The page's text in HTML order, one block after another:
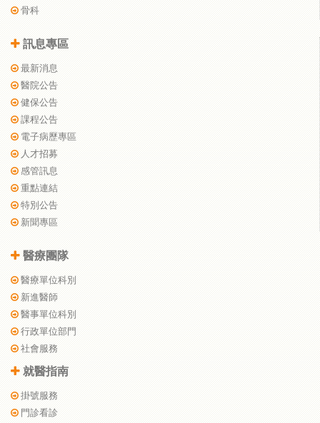
骨科
訊息專區
最新消息
醫院公告
健保公告
課程公告
電子病歷專區
人才招募
感管訊息
重點連結
特別公告
新聞專區
醫療團隊
醫療單位科別
新進醫師
醫事單位科別
行政單位部門
社會服務
就醫指南
掛號服務
門診看診